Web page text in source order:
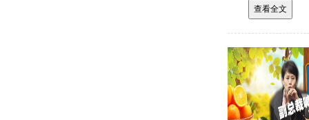
精品超市Le
查看全文